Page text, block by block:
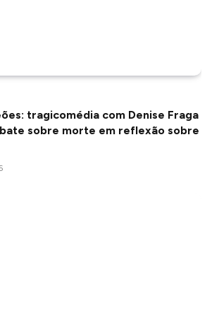
tragicomédia com Denise Fraga
sobre morte em reflexão sobre